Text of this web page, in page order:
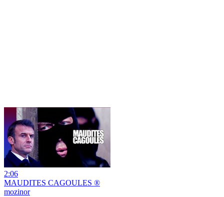
2:06
MAUDITES CAGOULES ®
mozinor